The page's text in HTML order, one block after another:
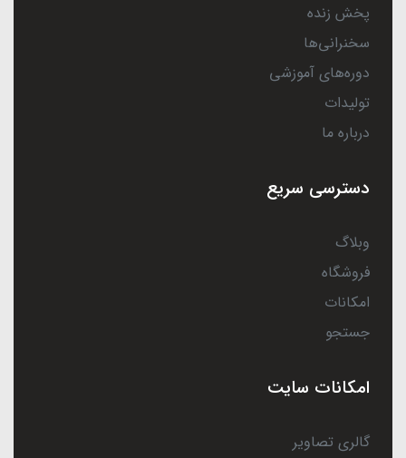
پخش زنده
سخنرانی‌ها
دوره‌های آموزشی
تولیدات
درباره ما
دسترسی سریع
وبلاگ
فروشگاه
امکانات
جستجو
امکانات سایت
گالری تصاویر